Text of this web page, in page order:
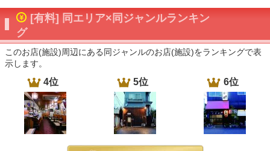
[有料] 同エリア×同ジャンルランキン
グ
このお店(施設)周辺にある同ジャンルのお店(施設)をランキングで表
示します。
4位 5位 6位